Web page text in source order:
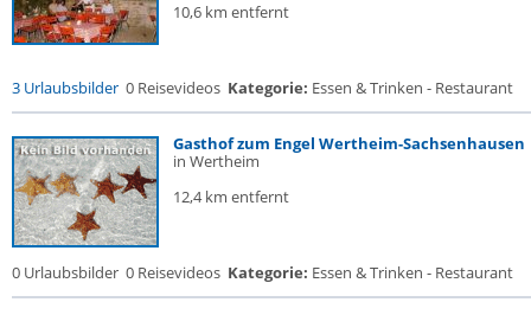
10,6 km entfernt
3 Urlaubsbilder 0 Reisevideos Kategorie: Essen & Trinken - Restaurant
Gasthof zum Engel Wertheim-Sachsenhausen
in Wertheim
12,4 km entfernt
0 Urlaubsbilder 0 Reisevideos Kategorie: Essen & Trinken - Restaurant